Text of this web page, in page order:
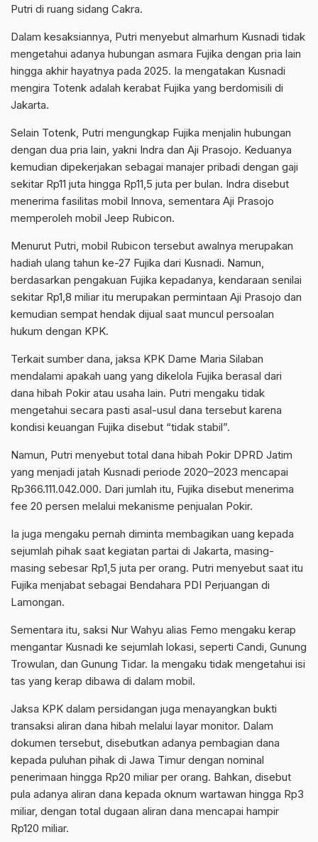
Putri di ruang sidang Cakra.
Dalam kesaksiannya, Putri menyebut almarhum Kusnadi tidak
mengetahui adanya hubungan asmara Fujika dengan pria lain
hingga akhir hayatnya pada 2025. Ia mengatakan Kusnadi
mengira Totenk adalah kerabat Fujika yang berdomisili di
Jakarta.
Selain Totenk, Putri mengungkap Fujika menjalin hubungan
dengan dua pria lain, yakni Indra dan Aji Prasojo. Keduanya
kemudian dipekerjakan sebagai manajer pribadi dengan gaji
sekitar Rp11 juta hingga Rp11,5 juta per bulan. Indra disebut
menerima fasilitas mobil Innova, sementara Aji Prasojo
memperoleh mobil Jeep Rubicon.
Menurut Putri, mobil Rubicon tersebut awalnya merupakan
hadiah ulang tahun ke-27 Fujika dari Kusnadi. Namun,
berdasarkan pengakuan Fujika kepadanya, kendaraan senilai
sekitar Rp1,8 miliar itu merupakan permintaan Aji Prasojo dan
kemudian sempat hendak dijual saat muncul persoalan
hukum dengan KPK.
Terkait sumber dana, jaksa KPK Dame Maria Silaban
mendalami apakah uang yang dikelola Fujika berasal dari
dana hibah Pokir atau usaha lain. Putri mengaku tidak
mengetahui secara pasti asal-usul dana tersebut karena
kondisi keuangan Fujika disebut “tidak stabil”.
Namun, Putri menyebut total dana hibah Pokir DPRD Jatim
yang menjadi jatah Kusnadi periode 2020–2023 mencapai
Rp366.111.042.000. Dari jumlah itu, Fujika disebut menerima
fee 20 persen melalui mekanisme penjualan Pokir.
Ia juga mengaku pernah diminta membagikan uang kepada
sejumlah pihak saat kegiatan partai di Jakarta, masing-
masing sebesar Rp1,5 juta per orang. Putri menyebut saat itu
Fujika menjabat sebagai Bendahara PDI Perjuangan di
Lamongan.
Sementara itu, saksi Nur Wahyu alias Femo mengaku kerap
mengantar Kusnadi ke sejumlah lokasi, seperti Candi, Gunung
Trowulan, dan Gunung Tidar. Ia mengaku tidak mengetahui isi
tas yang kerap dibawa di dalam mobil.
Jaksa KPK dalam persidangan juga menayangkan bukti
transaksi aliran dana hibah melalui layar monitor. Dalam
dokumen tersebut, disebutkan adanya pembagian dana
kepada puluhan pihak di Jawa Timur dengan nominal
penerimaan hingga Rp20 miliar per orang. Bahkan, disebut
pula adanya aliran dana kepada oknum wartawan hingga Rp3
miliar, dengan total dugaan aliran dana mencapai hampir
Rp120 miliar.